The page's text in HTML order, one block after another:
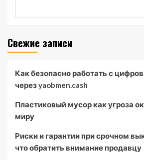
Свежие записи
Как безопасно работать с
через yaobmen.cash
Пластиковый мусор как угроза
миру
Риски и гарантии при срочном
что обратить внимание продавцу